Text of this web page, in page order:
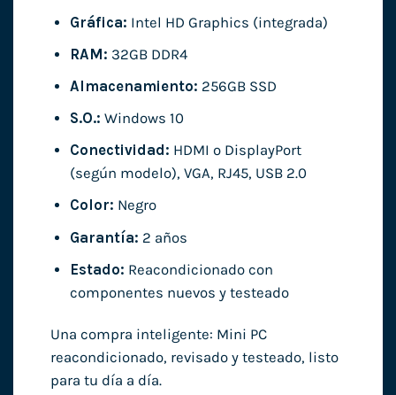
Gráfica: Intel HD Graphics (integrada)
RAM: 32GB DDR4
Almacenamiento: 256GB SSD
S.O.: Windows 10
Conectividad: HDMI o DisplayPort
(según modelo), VGA, RJ45, USB 2.0
Color: Negro
Garantía: 2 años
Estado: Reacondicionado con
componentes nuevos y testeado
Una compra inteligente: Mini PC
reacondicionado, revisado y testeado, listo
para tu día a día.